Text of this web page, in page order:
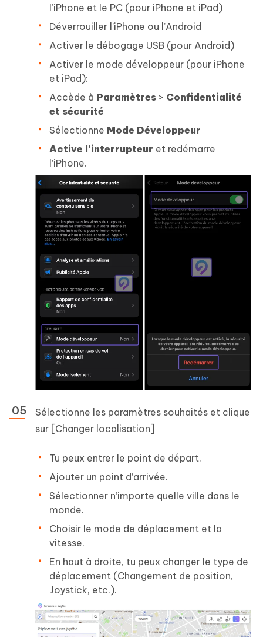
l’iPhone et le PC (pour iPhone et iPad)
Déverrouiller l’iPhone ou l’Android
Activer le débogage USB (pour Android)
Activer le mode développeur (pour iPhone
et iPad):
Accède à Paramètres > Confidentialité
et sécurité
Sélectionne Mode Développeur
Active l’interrupteur et redémarre
l’iPhone.
Sélectionne les paramètres souhaités et clique
sur [Changer localisation]
Tu peux entrer le point de départ.
Ajouter un point d’arrivée.
Sélectionner n’importe quelle ville dans le
monde.
Choisir le mode de déplacement et la
vitesse.
En haut à droite, tu peux changer le type de
déplacement (Changement de position,
Joystick, etc.).